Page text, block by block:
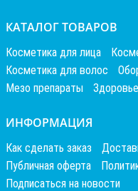
КАТАЛОГ ТОВАРОВ
Косметика для лица
Косметика для волос
Мезо препараты
Здоровье
ИНФОРМАЦИЯ
Как сделать заказ
Публичная оферта
Подписаться на новости